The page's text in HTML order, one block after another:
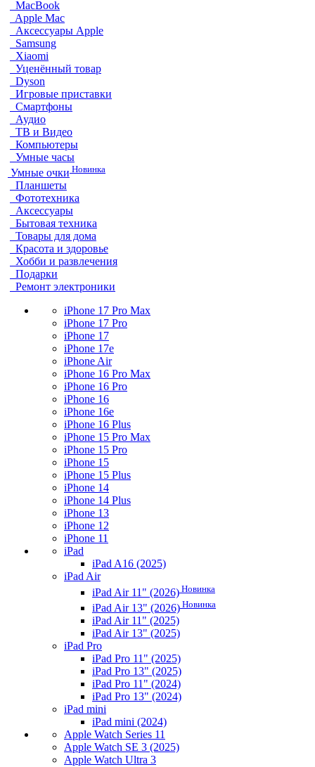
MacBook
Apple Mac
Аксессуары Apple
Samsung
Xiaomi
Уценённый товар
Dyson
Игровые приставки
Смартфоны
Аудио
ТВ и Видео
Компьютеры
Умные часы
Умные очки Новинка
Планшеты
Фототехника
Аксессуары
Бытовая техника
Товары для дома
Красота и здоровье
Хобби и развлечения
Подарки
Ремонт электроники
iPhone 17 Pro Max
iPhone 17 Pro
iPhone 17
iPhone 17e
iPhone Air
iPhone 16 Pro Max
iPhone 16 Pro
iPhone 16
iPhone 16e
iPhone 16 Plus
iPhone 15 Pro Max
iPhone 15 Pro
iPhone 15
iPhone 15 Plus
iPhone 14
iPhone 14 Plus
iPhone 13
iPhone 12
iPhone 11
iPad
iPad A16 (2025)
iPad Air
iPad Air 11" (2026) Новинка
iPad Air 13" (2026) Новинка
iPad Air 11" (2025)
iPad Air 13" (2025)
iPad Pro
iPad Pro 11" (2025)
iPad Pro 13" (2025)
iPad Pro 11" (2024)
iPad Pro 13" (2024)
iPad mini
iPad mini (2024)
Apple Watch Series 11
Apple Watch SE 3 (2025)
Apple Watch Ultra 3